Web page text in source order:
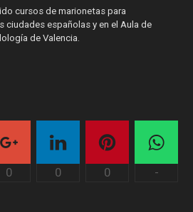
cursos de marionetas para
ciudades españolas y en el Aula de
de Valencia.
0 0 0 -